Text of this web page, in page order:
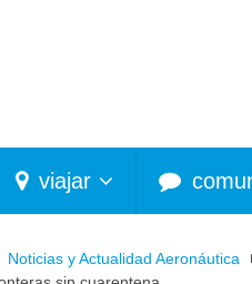
viajar
Noticias y Actualidad Aeronáutica